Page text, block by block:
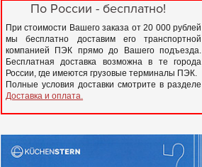
По России - бесплатно!
При стоимости Вашего заказа от 20 000 рублей
мы бесплатно доставим его транспортной
компанией ПЭК прямо до Вашего подъезда.
Бесплатная доставка возможна в те города
России, где имеются грузовые терминалы ПЭК.
Полные условия доставки смотрите в разделе
Доставка и оплата.